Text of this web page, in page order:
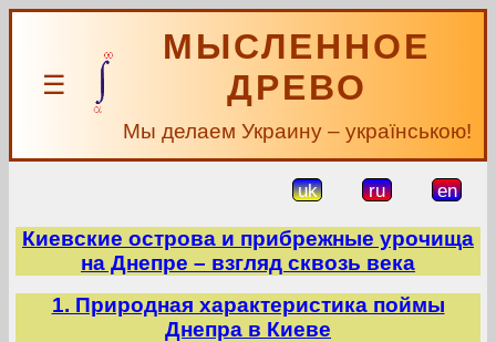
☰
МЫСЛЕННОЕ
ДРЕВО
Мы делаем Украину – українською!
uk ru en
Киевские острова и прибрежные урочища
на Днепре – взгляд сквозь века
1. Природная характеристика поймы
Днепра в Киеве